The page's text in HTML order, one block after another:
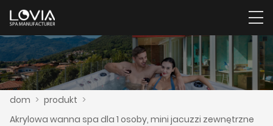
dom > produkt >
Akrylowa wanna spa dla 1 osoby, mini jacuzzi zewnętrzne